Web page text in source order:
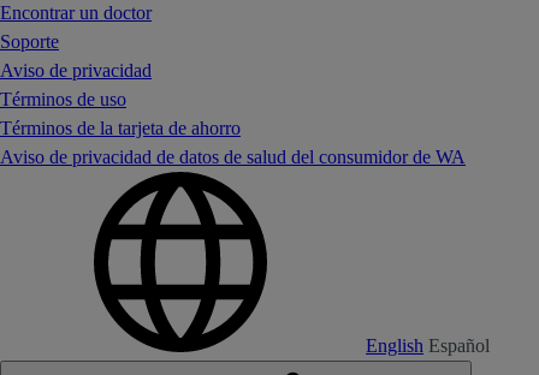
Encontrar un doctor
Soporte
Aviso de privacidad
Términos de uso
Términos de la tarjeta de ahorro
Aviso de privacidad de datos de salud del consumidor de WA
English Español